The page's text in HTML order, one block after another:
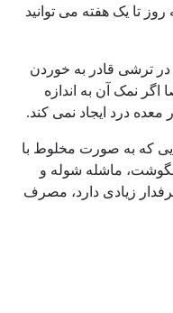
تا یک هفته می توانید
ترشی قادر به خوردن
نمک آن به اندازه
معده درد ایجاد نمی کند.
که به صورت مخلوط با
ماشله شوله و
زیادی دارد، مصرف